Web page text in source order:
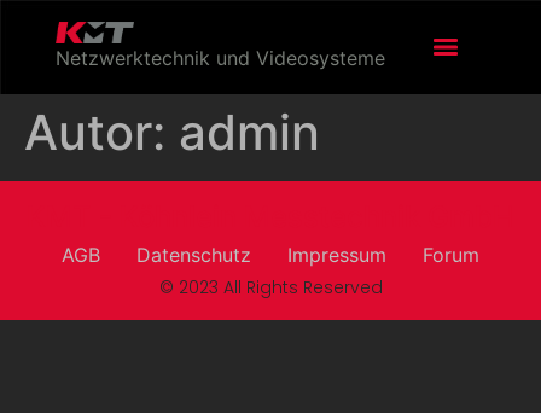
Netzwerktechnik und Videosysteme
Autor: admin
AGB Datenschutz Impressum
Forum
© 2023 All Rights Reserved